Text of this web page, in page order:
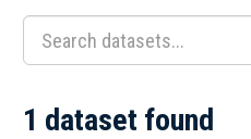
1 dataset found